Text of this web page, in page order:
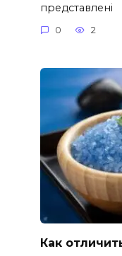
представлені
0 2
Как